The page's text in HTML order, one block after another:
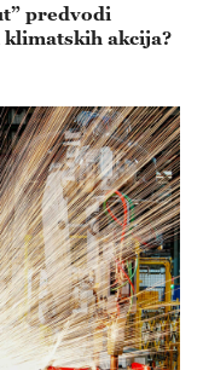
predvodi
akcija?